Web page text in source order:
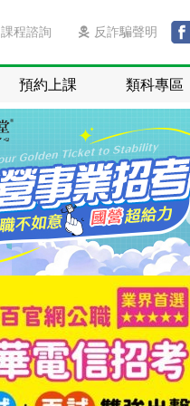
課程諮詢 反詐騙聲明
預約上課 類科專區